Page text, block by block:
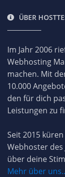
ÜBER
Im Jahr 2006
Webhosting
machen. Mit
10.000
den für dich
Leistungen zu
Seit 2015
Webhoster
über deine
Mehr über